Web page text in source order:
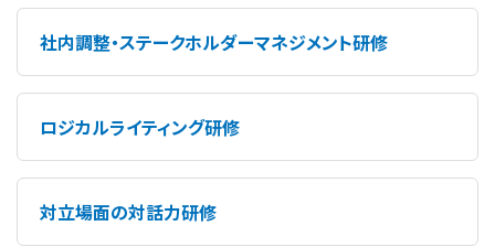
社内調整・ステークホルダーマネジメント研修
ロジカルライティング研修
対立場面の対話力研修